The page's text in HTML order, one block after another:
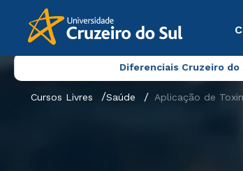
Diferenciais Cruzeiro do
Cursos Livres Saúde Aplicação de